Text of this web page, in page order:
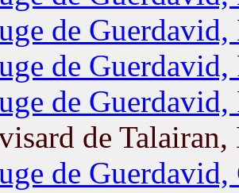
de Guerdavid,
de Guerdavid,
de
de Talairan,
de Guerdavid,